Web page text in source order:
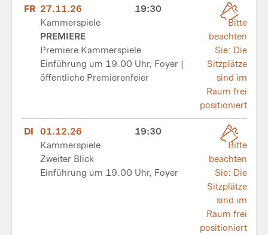
FR 27.11.26
19:30
Kammerspiele
PREMIERE
Premiere Kammerspiele
Einführung um 19.00 Uhr, Foyer |
öffentliche Premierenfeier
Bitte
beachten
Sie: Die
Sitzplätze
sind im
Raum frei
positioniert
DI 01.12.26
19:30
Kammerspiele
Zweiter Blick
Einführung um 19.00 Uhr, Foyer
Bitte
beachten
Sie: Die
Sitzplätze
sind im
Raum frei
positioniert